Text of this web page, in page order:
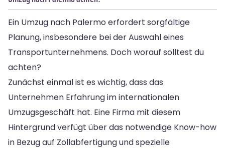
Ein Umzug nach Palermo erfordert sorgfältige
Planung, insbesondere bei der Auswahl eines
Transportunternehmens. Doch worauf solltest du
achten?
Zunächst einmal ist es wichtig, dass das
Unternehmen Erfahrung im internationalen
Umzugsgeschäft hat. Eine Firma mit diesem
Hintergrund verfügt über das notwendige Know-how
in Bezug auf Zollabfertigung und spezielle